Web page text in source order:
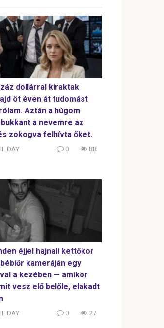
dollárral kiraktak
öt éven át tudomást
Aztán a húgom
a nevemre az
zokogva felhívta őket.
DAY 0 88
éjjel hajnali kettőkor
kameráján egy
a kezében — amikor
vesz elő belőle, elakadt
DAY 0 27